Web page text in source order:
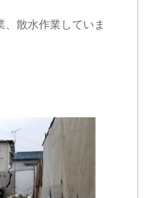
散水作業していま